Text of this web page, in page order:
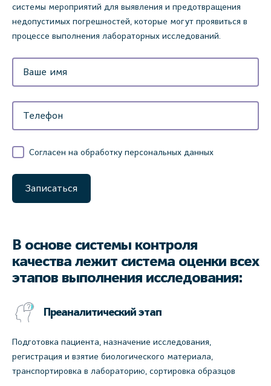
системы мероприятий для выявления и предотвращения
недопустимых погрешностей, которые могут проявиться в
процессе выполнения лабораторных исследований.
Согласен на обработку персональных данных
Записаться
В основе системы контроля
качества лежит система оценки всех
этапов выполнения исследования:
Преаналитический этап
Подготовка пациента, назначение исследования,
регистрация и взятие биологического материала,
транспортировка в лабораторию, сортировка образцов